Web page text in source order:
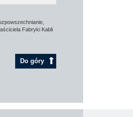
Fabryki Kabli
Do góry